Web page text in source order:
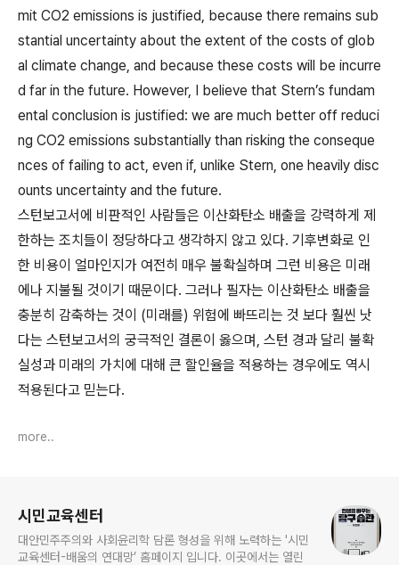
mit CO2 emissions is justified, because there remains sub
stantial uncertainty about the extent of the costs of glob
al climate change, and because these costs will be incurre
d far in the future. However, I believe that Stern’s fundam
ental conclusion is justified: we are much better off reduci
ng CO2 emissions substantially than risking the conseque
nces of failing to act, even if, unlike Stern, one heavily disc
ounts uncertainty and the future.
스턴보고서에 비판적인 사람들은 이산화탄소 배출을 강력하게 제
한하는 조치들이 정당하다고 생각하지 않고 있다. 기후변화로 인
한 비용이 얼마인지가 여전히 매우 불확실하며 그런 비용은 미래
에나 지불될 것이기 때문이다. 그러나 필자는 이산화탄소 배출을
충분히 감축하는 것이 (미래를) 위험에 빠뜨리는 것 보다 훨씬 낫
다는 스턴보고서의 궁극적인 결론이 옳으며, 스턴 경과 달리 불확
실성과 미래의 가치에 대해 큰 할인율을 적용하는 경우에도 역시
적용된다고 믿는다.
more..
시민교육센터
대안민주주의와 사회윤리학 담론 형성을 위해 노력하는 '시민
교육센터-배움의 연대망’ 홈페이지 입니다. 이곳에서는 열린